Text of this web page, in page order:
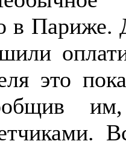
в Париже.
это